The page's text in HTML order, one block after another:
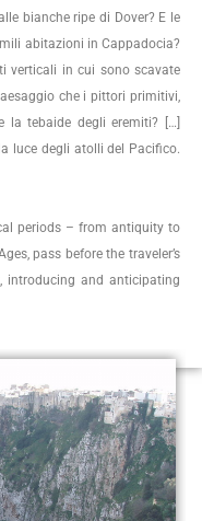
bianche ripe di Dover? E le
abitazioni in Cappadocia?
verticali in cui sono scavate
che i pittori primitivi,
la tebaide degli eremiti? […]
luce degli atolli del Pacifico.
periods – from antiquity to
pass before the traveler’s
introducing and anticipating